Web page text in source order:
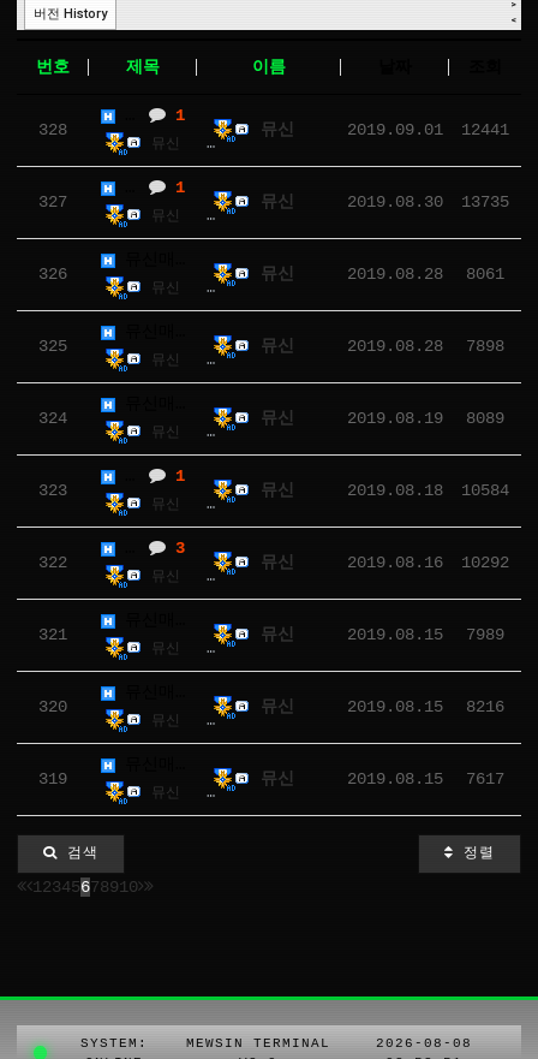
번호 제목 이름
328
1
뮤신 12441
뮤신 2019.09.01 12441
327
1
뮤신 13735
뮤신 2019.08.30 13735
326
뮤신 8061
뮤신 2019.08.28 8061
325
뮤신 7898
뮤신 2019.08.28 7898
324
뮤신 8089
뮤신 2019.08.19 8089
323
1
뮤신 10584
뮤신 2019.08.18 10584
322
3
뮤신 10292
뮤신 2019.08.16 10292
321
뮤신 7989
뮤신 2019.08.15 7989
320
뮤신 8216
뮤신 2019.08.15 8216
319
뮤신 7617
뮤신 2019.08.15 7617
정렬
검색
12345678910
SYSTEM:
MEWSIN TERMINAL
2026-08-08